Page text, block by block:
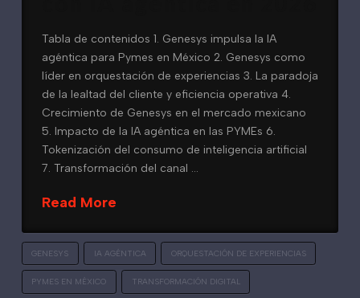
Tabla de contenidos 1. Genesys impulsa la IA
agéntica para Pymes en México 2. Genesys como
líder en orquestación de experiencias 3. La paradoja
de la lealtad del cliente y eficiencia operativa 4.
Crecimiento de Genesys en el mercado mexicano
5. Impacto de la IA agéntica en las PYMEs 6.
Tokenización del consumo de inteligencia artificial
7. Transformación del canal …
Read More
GENESYS IA AGÉNTICA ORQUESTACIÓN DE EXPERIENCIAS
PYMES EN MÉXICO TRANSFORMACIÓN DIGITAL